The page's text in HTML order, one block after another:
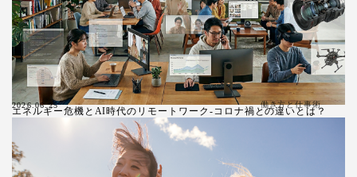
エネルギー危機とAI時代のリモートワーク-コロナ禍との違いとは？
2026.06.25 働き方と仕事術